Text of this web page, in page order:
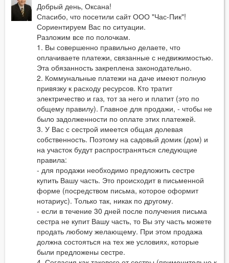
Добрый день, Оксана!
Спасибо, что посетили сайт ООО "Час-Пик"!
Сориентируем Вас по ситуации.
Разложим все по полочкам.
1. Вы совершенно правильно делаете, что
оплачиваете платежи, связанные с недвижимостью.
Эта обязанность закреплена законодательно.
2. Коммунальные платежи на даче имеют полную
привязку к расходу ресурсов. Кто тратит
электричество и газ, тот за него и платит (это по
общему правилу). Главное для продажи, - чтобы не
было задолженности по оплате этих платежей.
3. У Вас с сестрой имеется общая долевая
собственность. Поэтому на садовый домик (дом) и
на участок будут распространяться следующие
правила:
- для продажи необходимо предложить сестре
купить Вашу часть. Это происходит в письменной
форме (посредством письма, которое оформит
нотариус). Только так, никак по другому.
- если в течение 30 дней после получения письма
сестра не купит Вашу часть, то Вы эту часть можете
продать любому желающему. При этом продажа
должна состояться на тех же условиях, которые
были предложены сестре.